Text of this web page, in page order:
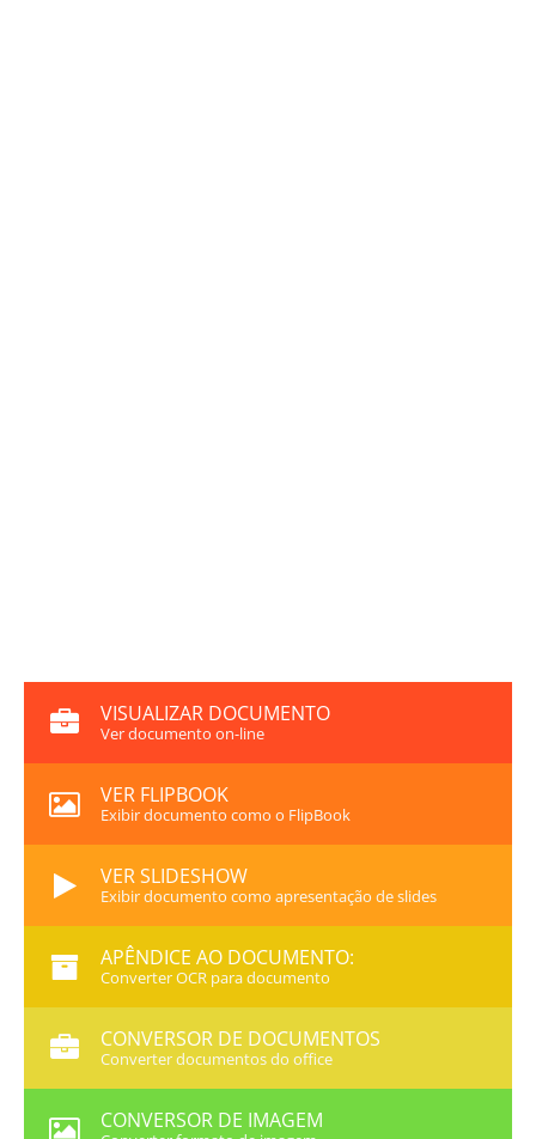
VISUALIZAR DOCUMENTO
Ver documento on-line
VER FLIPBOOK
Exibir documento como o FlipBook
VER SLIDESHOW
Exibir documento como apresentação de slides
APÊNDICE AO DOCUMENTO:
Converter OCR para documento
CONVERSOR DE DOCUMENTOS
Converter documentos do office
CONVERSOR DE IMAGEM